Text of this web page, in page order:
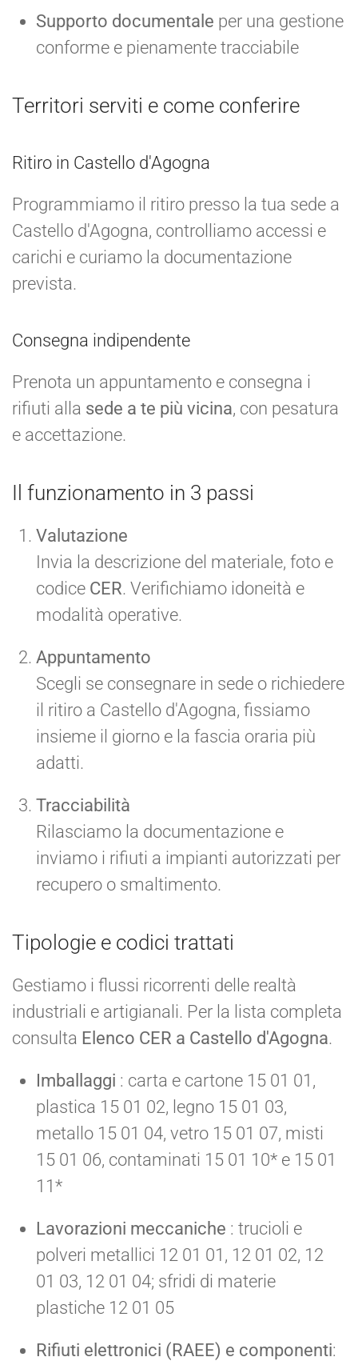
Supporto documentale per una gestione
conforme e pienamente tracciabile
Territori serviti e come conferire
Ritiro in Castello d'Agogna
Programmiamo il ritiro presso la tua sede a
Castello d'Agogna, controlliamo accessi e
carichi e curiamo la documentazione
prevista.
Consegna indipendente
Prenota un appuntamento e consegna i
rifiuti alla sede a te più vicina, con pesatura
e accettazione.
Il funzionamento in 3 passi
Valutazione
Invia la descrizione del materiale, foto e
codice CER. Verifichiamo idoneità e
modalità operative.
Appuntamento
Scegli se consegnare in sede o richiedere
il ritiro a Castello d'Agogna, fissiamo
insieme il giorno e la fascia oraria più
adatti.
Tracciabilità
Rilasciamo la documentazione e
inviamo i rifiuti a impianti autorizzati per
recupero o smaltimento.
Tipologie e codici trattati
Gestiamo i flussi ricorrenti delle realtà
industriali e artigianali. Per la lista completa
consulta Elenco CER a Castello d'Agogna.
Imballaggi : carta e cartone 15 01 01,
plastica 15 01 02, legno 15 01 03,
metallo 15 01 04, vetro 15 01 07, misti
15 01 06, contaminati 15 01 10* e 15 01
11*
Lavorazioni meccaniche : trucioli e
polveri metallici 12 01 01, 12 01 02, 12
01 03, 12 01 04; sfridi di materie
plastiche 12 01 05
Rifiuti elettronici (RAEE) e componenti: